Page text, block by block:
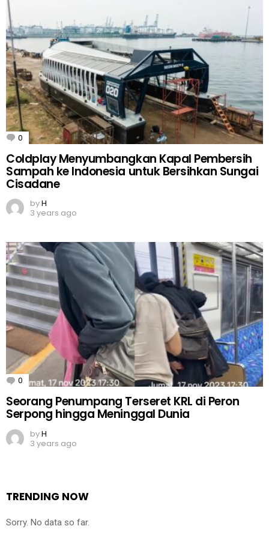
0 Comments
Coldplay Menyumbangkan Kapal Pembersih
Sampah ke Indonesia untuk Bersihkan Sungai
Cisadane
byH
3 years ago
0 Comments
Seorang Penumpang Terseret KRL di Peron
Serpong hingga Meninggal Dunia
byH
3 years ago
TRENDING NOW
Sorry. No data so far.